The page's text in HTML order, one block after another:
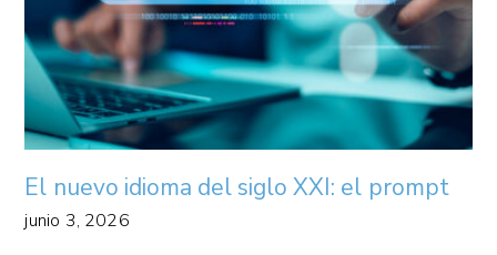
El nuevo idioma del siglo XXI: el prompt
junio 3, 2026